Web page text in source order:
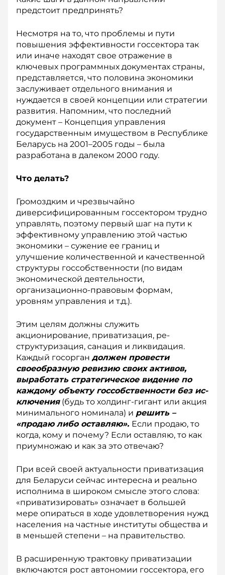
предстоит предпринять?
Несмотря на то, что проблемы и пути
повышения эффективности госсектора так
или иначе находят свое отражение в
ключевых программных документах страны,
представляется, что половина экономики
заслуживает отдельного внимания и
нуждается в своей концепции или стратегии
развития. Напомним, что последний
документ – Концепция управления
государственным имуществом в Республике
Беларусь на 2001–2005 годы – была
разработана в далеком 2000 году.
Что делать?
Громоздким и чрезвычайно
диверсифицированным госсектором трудно
управлять, поэтому первый шаг на пути к
эффективному управлению этой частью
экономики – сужение ее границ и
улучшение количественной и качественной
структуры госсобственности (по видам
экономической деятельности,
организационно-правовым формам,
уровням управления и т.д.).
Этим целям должны служить
акционирование, приватизация, ре­
структуризация, санация и лик­видация.
Каждый госорган должен провести
своеобразную ревизию своих активов,
выработать стратегическое видение по
каждому объекту госсобственности без ис­
ключения(будь то холдинг-гигант или акция
минимального номинала) и решить –
«продаю либо оставляю». Если продаю, то
когда, кому и почему? Если оставляю, то как
приумножаю и как за это отвечаю?
При всей своей актуальности приватизация
для Беларуси сейчас интересна и реально
исполнима в широком смысле этого слова:
«приватизировать» означает в большей
мере опираться в ходе удовлетворения нужд
населения на частные институты общества и
в меньшей степени – на правительство.
В расширенную трактовку приватизации
включаются рост автономии госсектора, его